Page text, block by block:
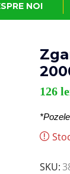
NOI
126
SKU: